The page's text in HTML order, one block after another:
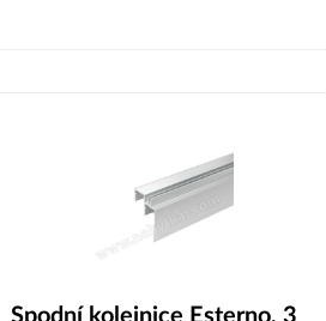
Spodní kolejnice Esterno, 3